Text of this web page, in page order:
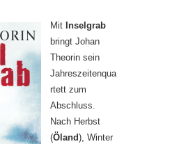
Mit Inselgrab
bringt Johan
Theorin sein
Jahreszeitenqua
rtett zum
Abschluss.
Nach Herbst
(Öland), Winter